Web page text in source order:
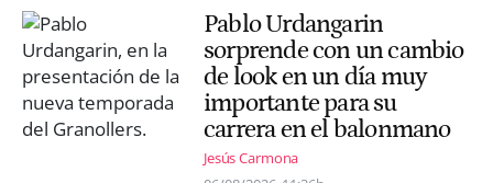
Pablo Urdangarin
sorprende con un cambio
de look en un día muy
importante para su
carrera en el balonmano
Jesús Carmona